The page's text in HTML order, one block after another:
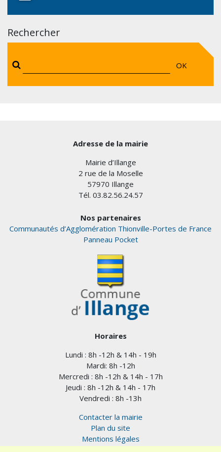
Rechercher
OK
Adresse de la mairie
Mairie d’Illange
2 rue de la Moselle
57970 Illange
Tél. 03.82.56.24.57
Nos partenaires
Communautés d’Agglomération Thionville-Portes de France
Panneau Pocket
Horaires
Lundi : 8h -12h & 14h - 19h
Mardi: 8h -12h
Mercredi : 8h -12h & 14h - 17h
Jeudi : 8h -12h & 14h - 17h
Vendredi : 8h -13h
Contacter la mairie
Plan du site
Mentions légales